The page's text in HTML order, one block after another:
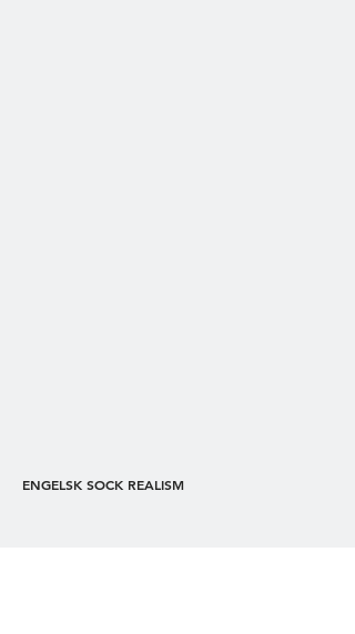
ENGELSK SOCK REALISM